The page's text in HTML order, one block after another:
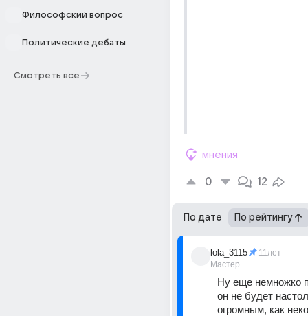
Философский вопрос
Политические дебаты
Смотреть все
мнения
0 12
По дате По рейтингу
lola_3115
Мастер
11лет
Ну еще немножко
он не будет
огромным, как